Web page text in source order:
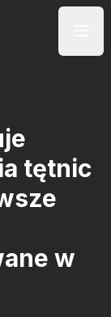
tętnic
w